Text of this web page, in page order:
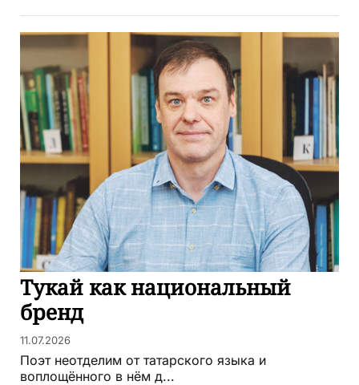
Тукай как национальный
бренд
11.07.2026
Поэт неотделим от татарского языка и
воплощённого в нём д...